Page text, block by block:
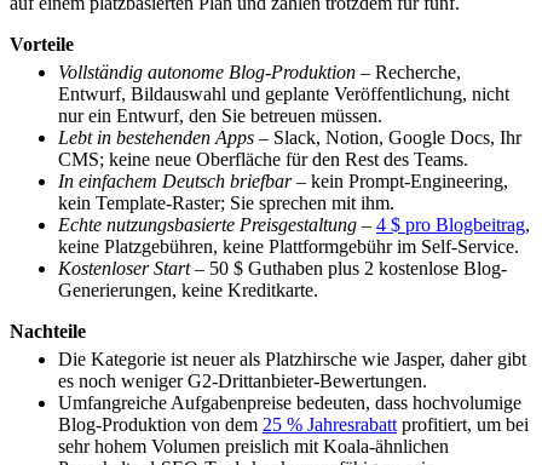
Vorteile
Vollständig autonome Blog-Produktion – Recherche,
Entwurf, Bildauswahl und geplante Veröffentlichung, nicht
nur ein Entwurf, den Sie betreuen müssen.
Lebt in bestehenden Apps – Slack, Notion, Google Docs, Ihr
CMS; keine neue Oberfläche für den Rest des Teams.
In einfachem Deutsch briefbar– kein Prompt-Engineering,
kein Template-Raster; Sie sprechen mit ihm.
Echte nutzungsbasierte Preisgestaltung – 4 $ pro Blogbeitrag,
keine Platzgebühren, keine Plattformgebühr im Self-Service.
Kostenloser Start– 50 $ Guthaben plus 2 kostenlose Blog-
Generierungen, keine Kreditkarte.
Nachteile
Die Kategorie ist neuer als Platzhirsche wie Jasper, daher gibt
es noch weniger G2-Drittanbieter-Bewertungen.
Umfangreiche Aufgabenpreise bedeuten, dass hochvolumige
Blog-Produktion von dem 25 % Jahresrabatt profitiert, um bei
sehr hohem Volumen preislich mit Koala-ähnlichen